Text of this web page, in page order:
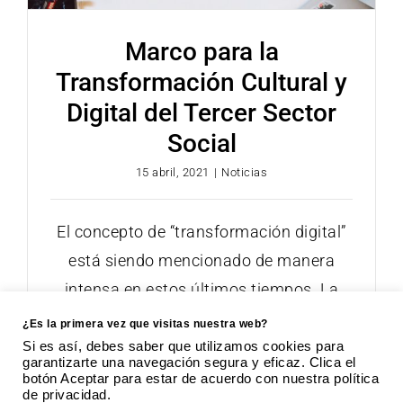
Marco para la
Transformación Cultural y
Digital del Tercer Sector
Social
15 abril, 2021 | Noticias
El concepto de “transformación digital”
está siendo mencionado de manera
intensa en estos últimos tiempos. La
transformación digital aparece en
¿Es la primera vez que visitas nuestra web?
Si es así, debes saber que utilizamos cookies para
garantizarte una navegación segura y eficaz. Clica el
botón Aceptar para estar de acuerdo con nuestra política
de privacidad.